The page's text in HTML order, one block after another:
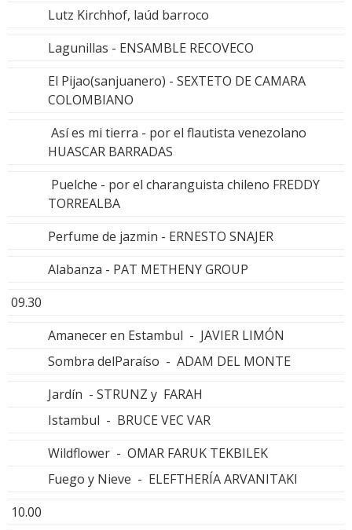
Lutz Kirchhof, laúd barroco
Lagunillas - ENSAMBLE RECOVECO
El Pijao(sanjuanero) - SEXTETO DE CAMARA
COLOMBIANO
Así es mi tierra - por el flautista venezolano
HUASCAR BARRADAS
Puelche - por el charanguista chileno FREDDY
TORREALBA
Perfume de jazmin - ERNESTO SNAJER
Alabanza - PAT METHENY GROUP
09.30
Amanecer en Estambul - JAVIER LIMÓN
Sombra delParaíso - ADAM DEL MONTE
Jardín - STRUNZ y FARAH
Istambul - BRUCE VEC VAR
Wildflower - OMAR FARUK TEKBILEK
Fuego y Nieve - ELEFTHERÍA ARVANITAKI
10.00